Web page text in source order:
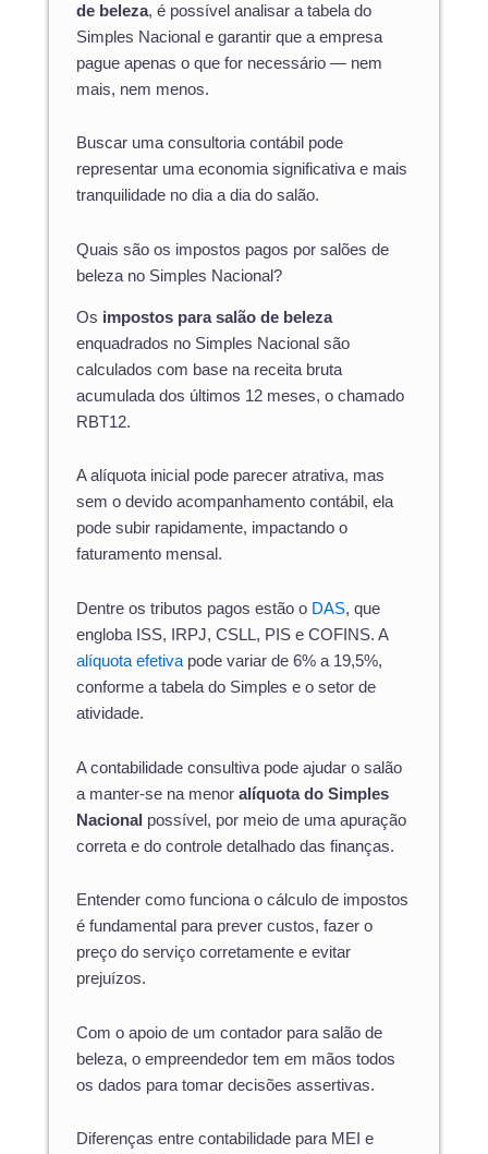
de beleza, é possível analisar a tabela do
Simples Nacional e garantir que a empresa
pague apenas o que for necessário — nem
mais, nem menos.
Buscar uma consultoria contábil pode
representar uma economia significativa e mais
tranquilidade no dia a dia do salão.
Quais são os impostos pagos por salões de
beleza no Simples Nacional?
Os impostos para salão de beleza
enquadrados no Simples Nacional são
calculados com base na receita bruta
acumulada dos últimos 12 meses, o chamado
RBT12.
A alíquota inicial pode parecer atrativa, mas
sem o devido acompanhamento contábil, ela
pode subir rapidamente, impactando o
faturamento mensal.
Dentre os tributos pagos estão o DAS, que
engloba ISS, IRPJ, CSLL, PIS e COFINS. A
alíquota efetiva pode variar de 6% a 19,5%,
conforme a tabela do Simples e o setor de
atividade.
A contabilidade consultiva pode ajudar o salão
a manter-se na menor alíquota do Simples
Nacional possível, por meio de uma apuração
correta e do controle detalhado das finanças.
Entender como funciona o cálculo de impostos
é fundamental para prever custos, fazer o
preço do serviço corretamente e evitar
prejuízos.
Com o apoio de um contador para salão de
beleza, o empreendedor tem em mãos todos
os dados para tomar decisões assertivas.
Diferenças entre contabilidade para MEI e